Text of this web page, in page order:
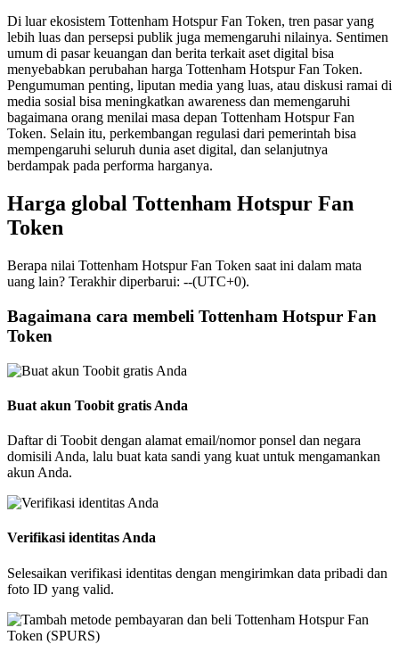
Di luar ekosistem Tottenham Hotspur Fan Token, tren pasar yang
lebih luas dan persepsi publik juga memengaruhi nilainya. Sentimen
umum di pasar keuangan dan berita terkait aset digital bisa
menyebabkan perubahan harga Tottenham Hotspur Fan Token.
Pengumuman penting, liputan media yang luas, atau diskusi ramai di
media sosial bisa meningkatkan awareness dan memengaruhi
bagaimana orang menilai masa depan Tottenham Hotspur Fan
Token. Selain itu, perkembangan regulasi dari pemerintah bisa
mempengaruhi seluruh dunia aset digital, dan selanjutnya
berdampak pada performa harganya.
Harga global Tottenham Hotspur Fan
Token
Berapa nilai Tottenham Hotspur Fan Token saat ini dalam mata
uang lain? Terakhir diperbarui: --(UTC+0).
Bagaimana cara membeli Tottenham Hotspur Fan
Token
Buat akun Toobit gratis Anda
Daftar di Toobit dengan alamat email/nomor ponsel dan negara
domisili Anda, lalu buat kata sandi yang kuat untuk mengamankan
akun Anda.
Verifikasi identitas Anda
Selesaikan verifikasi identitas dengan mengirimkan data pribadi dan
foto ID yang valid.